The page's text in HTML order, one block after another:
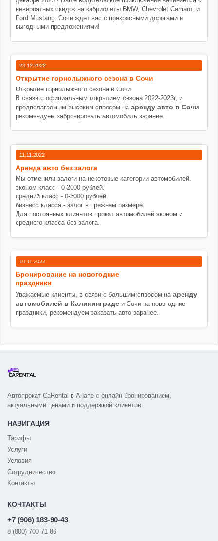
невероятных скидок на кабриолеты BMW, Chevrolet Camaro, и
Ford Mustang. Сочи ждет вас с прекрасными дорогами и
выгодными предложениями!
23.12.2022
Открытие горнолыжного сезона в Сочи
Открытие горнолыжного сезона в Сочи.
В связи с официальным открытием сезона 2022-2023г, и
предполагаемым высоким спросом на аренду авто в Сочи
рекомендуем забронировать автомобиль заранее.
11.11.2022
Аренда авто без залога
Мы отменили залоги на некоторые категории автомобилей.
эконом класс - 0-2000 рублей.
средний класс - 0-3000 рублей.
бизнесс класса - залог в прежнем размере.
Для постоянных клиентов прокат автомобилей эконом и
среднего класса без залога.
10.11.2022
Бронирование на новогодние
праздники
Уважаемые клиенты, в связи с большим спросом на аренду
автомобилей в Калининграде и Сочи на новогодние
праздники, рекомендуем заказать авто заранее.
Автопрокат CaRental в Анапе с онлайн-бронированием,
актуальными ценами и поддержкой клиентов.
НАВИГАЦИЯ
Тарифы
Услуги
Условия
Сотрудничество
Контакты
КОНТАКТЫ
+7 (906) 183-90-43
8 (800) 700-71-86